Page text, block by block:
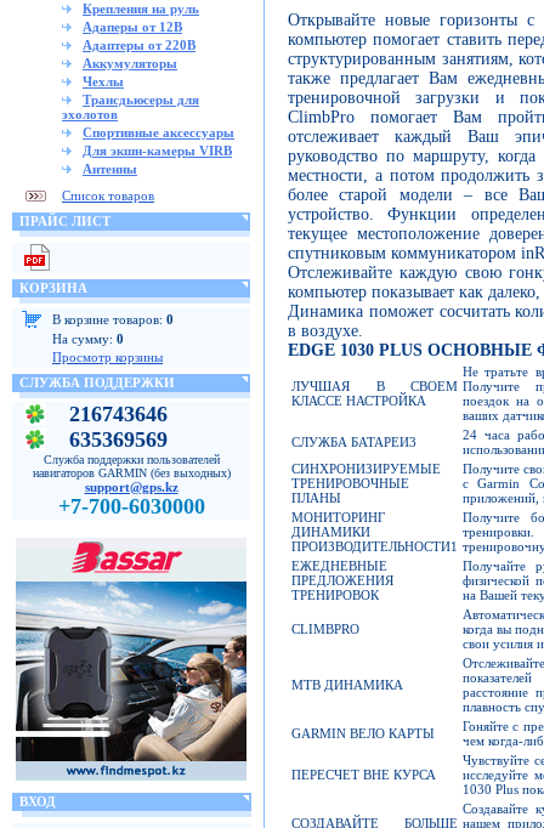
Крепления на руль
Адаперы от 12В
Адаптеры от 220В
Аккумуляторы
Чехлы
Трансдьюсеры для
эхолотов
Спортивные аксессуары
Для экшн-камеры VIRB
Антенны
Список товаров
ПРАЙС ЛИСТ
КОРЗИНА
В корзине товаров: 0
На сумму: 0
Просмотр корзины
СЛУЖБА ПОДДЕРЖКИ
216743646
635369569
Служба поддержки пользователей
навигаторов GARMIN (без выходных)
support@gps.kz
+7-700-6030000
ВХОД
Открывайте новые горизонты
компьютер помогает ставить
структурированным занятиям,
также предлагает Вам
тренировочной загрузки и
ClimbPro помогает Вам
отслеживает каждый Ваш
руководство по маршруту, когда
местности, а потом продолжить
более старой модели – все
устройство. Функции
текущее местоположение
спутниковым коммуникатором
Отслеживайте каждую свою
компьютер показывает как
Динамика поможет сосчитать
в воздухе.
EDGE 1030 PLUS
ЛУЧШАЯ В СВОЕМ
КЛАССЕ НАСТРОЙКА
Не тратьте
Получите
поездок на
ваших
СЛУЖБА БАТАРЕИ3
24 часа
СИНХРОНИЗИРУЕМЫЕ
ТРЕНИРОВОЧНЫЕ
ПЛАНЫ
Получите
с Garmin
приложений,
МОНИТОРИНГ
ДИНАМИКИ
ПРОИЗВОДИТЕЛЬНОСТИ1
Получите
ЕЖЕДНЕВНЫЕ
ПРЕДЛОЖЕНИЯ
ТРЕНИРОВОК
Получайте
физической
на Вашей
CLIMBPRO
когда вы
свои усилия
MTB ДИНАМИКА
расстояние
плавность
GARMIN ВЕЛО КАРТЫ
Гоняйте с
чем когда-
ПЕРЕСЧЕТ ВНЕ КУРСА
Чувствуйте
исследуйте
1030 Plus
СОЗДАВАЙТЕ БОЛЬШЕ
Создавайте
нашем